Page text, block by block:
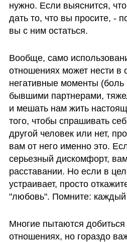
нужно. Если выяснится,
дать то, что вы просите, -
вы с ним остаться.
Вообще, само
отношениях может нести в
негативные моменты (боль
бывшими партнерами,
и мешать нам жить
того, чтобы спрашивать
другой человек или нет,
вам от него именно это.
серьезный дискомфорт,
расставании. Но если в
устраивает, просто
"любовь". Помните:
Многие пытаются добиться
отношениях, но гораздо